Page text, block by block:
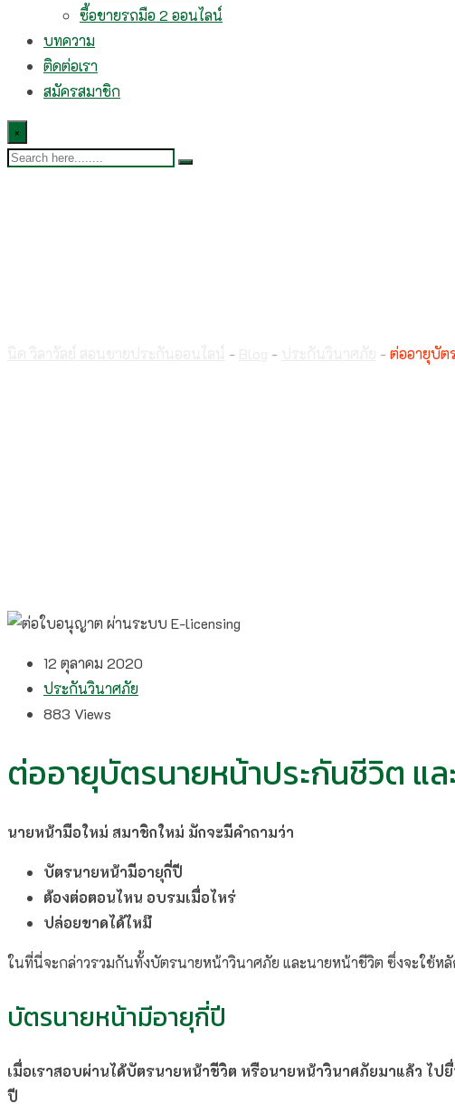
ซื้อขายรถมือ 2 ออนไลน์
บทความ
ติดต่อเรา
สมัครสมาชิก
×
- - -ต่ออายุบัต
12 ตุลาคม 2020
ประกันวินาศภัย
883 Views
ต่ออายุบัตรนายหน้าประกันชีวิต แล
นายหน้ามือใหม่ สมาชิกใหม่ มักจะมีคำถามว่า
บัตรนายหน้ามีอายุกี่ปี
ต้องต่อตอนไหน อบรมเมื่อไหร่
ปล่อยขาดได้ไหม๊
ในที่นี่จะกล่าวรวมกันทั้งบัตรนายหน้าวินาศภัย และนายหน้าชีวิต ซึ่งจะใช้ห
บัตรนายหน้ามีอายุกี่ปี
เมื่อเราสอบผ่านได้บัตรนายหน้าชีวิต หรือนายหน้าวินาศภัยมาแล้ว ไ
ปี